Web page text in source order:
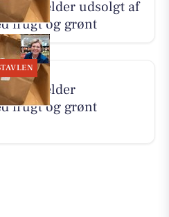
melder udsolgt af
frugt og grønt
melder
frugt og grønt